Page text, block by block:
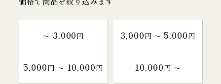
～ 3,000円 3,000円 〜 5,000円
5,000円 〜 10,000円 10,000円 〜